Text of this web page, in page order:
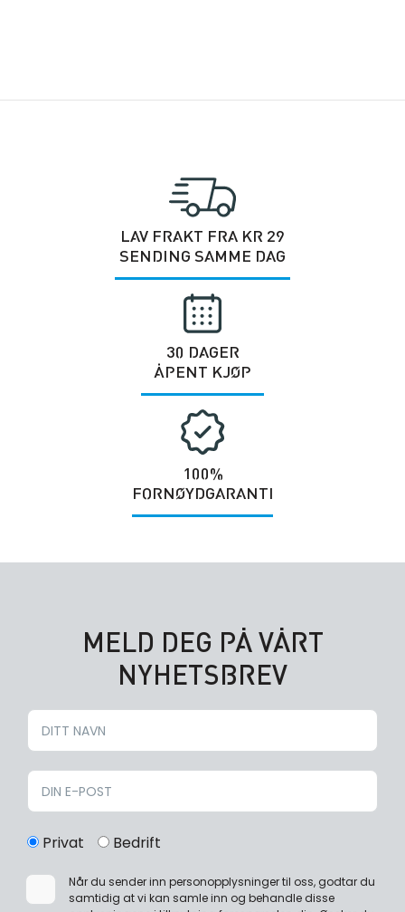
LAV FRAKT FRA KR 29
SENDING SAMME DAG
30 DAGER
ÅPENT KJØP
100%
FORNØYDGARANTI
MELD DEG PÅ VÅRT
NYHETSBREV
Privat Bedrift
Når du sender inn personopplysninger til oss, godtar du
samtidig at vi kan samle inn og behandle disse